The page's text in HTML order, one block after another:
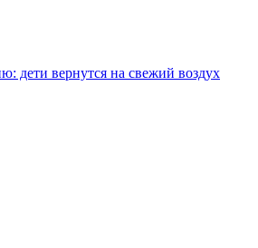
дети вернутся на свежий воздух